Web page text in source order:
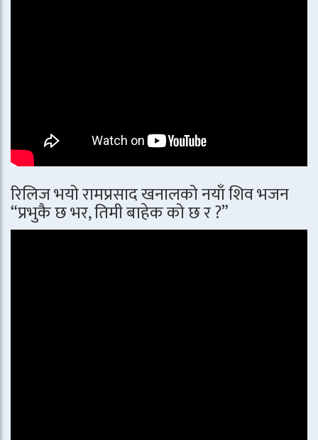
रिलिज भयो रामप्रसाद खनालको नयाँ शिव भजन
“प्रभुकै छ भर, तिमी बाहेक को छ र ?”